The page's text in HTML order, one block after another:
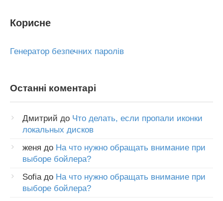
Корисне
Генератор безпечних паролів
Останні коментарі
Дмитрий до Что делать, если пропали иконки
локальных дисков
женя до На что нужно обращать внимание при
выборе бойлера?
Sofiaдо На что нужно обращать внимание при
выборе бойлера?